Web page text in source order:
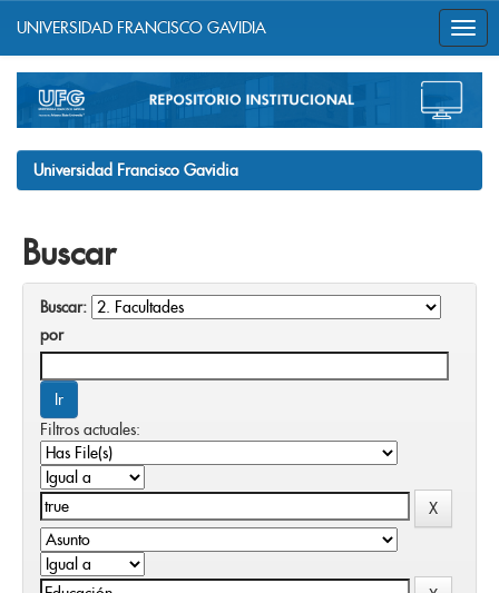
navigation
UNIVERSIDAD FRANCISCO GAVIDIA
Universidad Francisco Gavidia
Buscar
Buscar:
por
Filtros actuales: